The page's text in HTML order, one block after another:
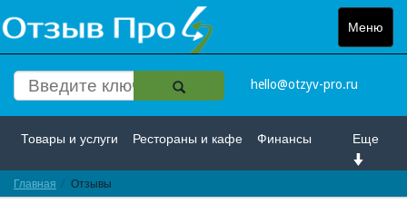
Меню
Toggle
hello@otzyv-pro.ru
Еще
Товары и услуги Рестораны и кафе Финансы
Красота и здоровье
Главная Отзывы